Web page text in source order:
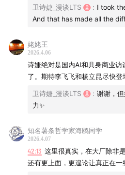
除此之外，我还特别喜欢田老师
在查阅他的论文时，我发现他的
学作品和诗歌的出处。他本人，
这反驳了人们对于学术研究的刻板
从技术延伸，一位学者的世界
受到科技之美。
总之，这是一期很有力量的播客
依然很快。希望大家见谅～
卫诗婕_漫谈LTS
: I took
And that has made all the
姥姥王
2026.4.06
诗婕绝对是国内AI和具身商业
了。期待李飞飞和杨立昆尽快登
卫诗婕_漫谈LTS : 谢谢，
力✨
知名薯条哲学家海鸥同学
2026.4.07
42:13 这里很真实，在大厂除非
还有更上面，更遑论让真正在